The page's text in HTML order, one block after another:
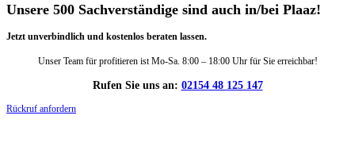
Unsere 500 Sachverständige sind auch in/bei Plaaz!
Jetzt unverbindlich und kostenlos beraten lassen.
Unser Team für profitieren ist Mo-Sa. 8:00 – 18:00 Uhr für Sie erreichbar!
Rufen Sie uns an: 02154 48 125 147
Rückruf anfordern